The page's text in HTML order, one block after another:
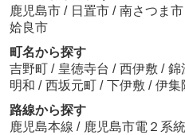
鹿児島市 / 日置市 / 南さつま市
姶良市
町名から探す
吉野町 / 皇徳寺台 / 西伊敷 / 錦
明和 / 西坂元町 / 下伊敷 / 伊集
路線から探す
鹿児島本線 / 鹿児島市電２系統